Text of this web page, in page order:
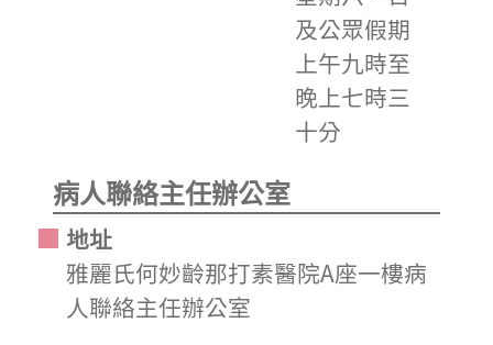
及公眾假期
上午九時至
晚上七時三
十分
病人聯絡主任辦公室
地址
雅麗氏何妙齡那打素醫院A座一樓病
人聯絡主任辦公室